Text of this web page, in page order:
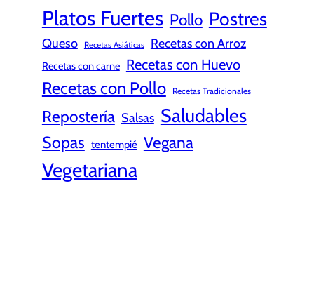
Platos Fuertes Pollo Postres
Queso Recetas Asiáticas Recetas con Arroz
Recetas con carne Recetas con Huevo
Recetas con Pollo Recetas Tradicionales
Repostería Salsas Saludables
Sopas tentempié Vegana
Vegetariana